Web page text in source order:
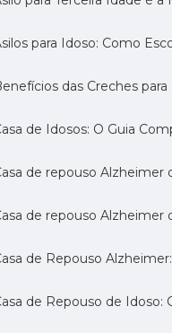
Asilos para Idoso: Como
Benefícios das Creches
Casa de Idosos: O Guia
Casa de repouso
Casa de repouso
Casa de Repouso
Casa de Repouso de